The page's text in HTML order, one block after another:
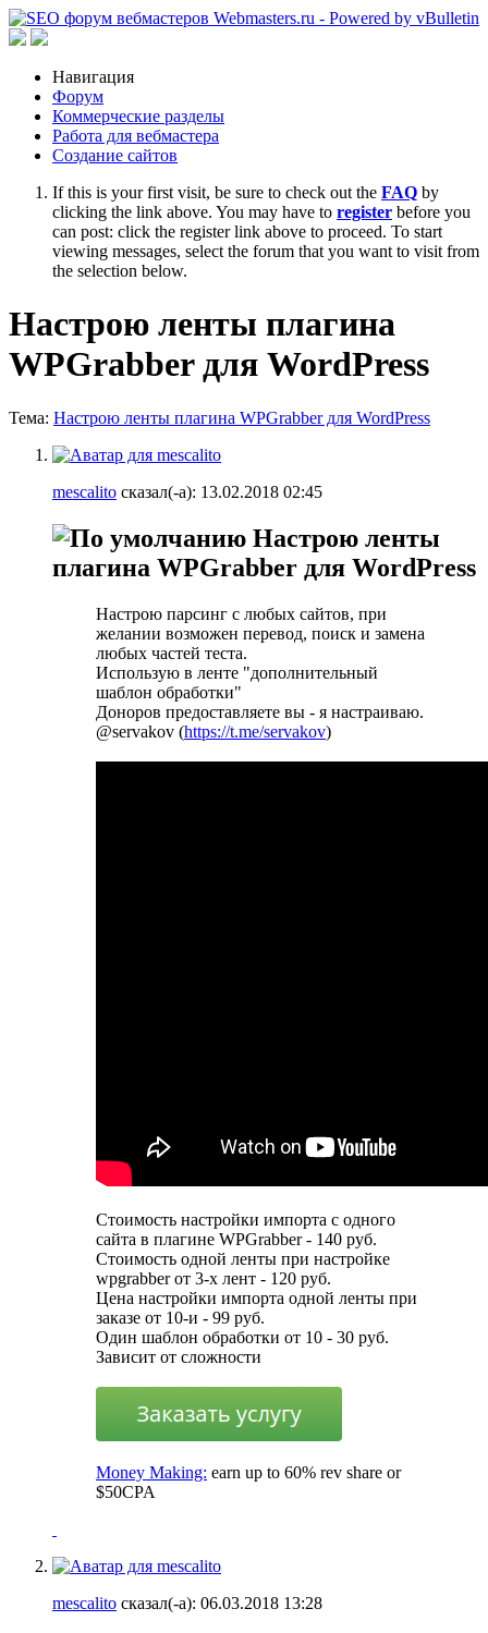
Навигация
Форум
Коммерческие разделы
Работа для вебмастера
Создание сайтов
If this is your first visit, be sure to check out the FAQ by
clicking the link above. You may have to register before you
can post: click the register link above to proceed. To start
viewing messages, select the forum that you want to visit from
the selection below.
Настрою ленты плагина
WPGrabber для WordPress
Тема: Настрою ленты плагина WPGrabber для WordPress
mescalito сказал(-а): 13.02.2018 02:45
Настрою ленты
плагина WPGrabber для WordPress
Настрою парсинг с любых сайтов, при
желании возможен перевод, поиск и замена
любых частей теста.
Использую в ленте "дополнительный
шаблон обработки"
Доноров предоставляете вы - я настраиваю.
@servakov (https://t.me/servakov)
Стоимость настройки импорта с одного
сайта в плагине WPGrabber - 140 руб.
Стоимость одной ленты при настройке
wpgrabber от 3-х лент - 120 руб.
Цена настройки импорта одной ленты при
заказе от 10-и - 99 руб.
Один шаблон обработки от 10 - 30 руб.
Зависит от сложности
Money Making: earn up to 60% rev share or
$50CPA
mescalito сказал(-а): 06.03.2018 13:28